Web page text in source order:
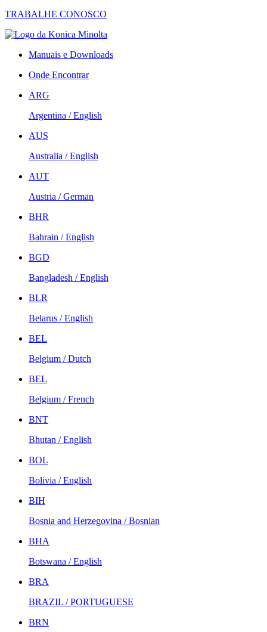
TRABALHE CONOSCO
Manuais e Downloads
Onde Encontrar
ARG
Argentina / English
AUS
Australia / English
AUT
Austria / German
BHR
Bahrain / English
BGD
Bangladesh / English
BLR
Belarus / English
BEL
Belgium / Dutch
BEL
Belgium / French
BNT
Bhutan / English
BOL
Bolivia / English
BIH
Bosnia and Herzegovina / Bosnian
BHA
Botswana / English
BRA
BRAZIL / PORTUGUESE
BRN